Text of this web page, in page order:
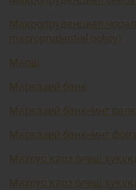
Макропруденциал
macroprudential policy)
Маош
Марказий банк
Марказий банкнинг
Марказий банкнинг
Махсус қарз олиш
Махсус қарз олиш